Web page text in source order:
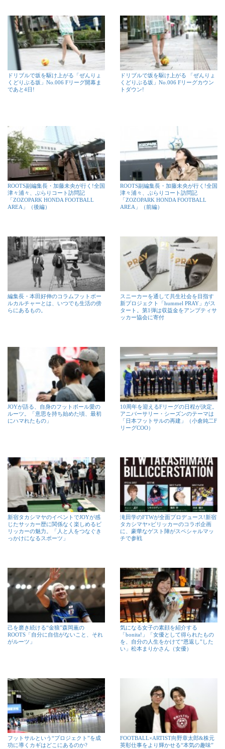
ドリブルで坂を駆け上がる「ぜんりょ
くどりぶる坂」No.006 Fリーグ開幕ま
であと4日!
ドリブルで坂を駆け上がる 「ぜんりょ
くどりぶる坂」No.006 Fリーグカウン
トダウン!
ROOTS副編集長・加藤未央が行く!全国
津々浦々、ぶらりコート訪問記
「ZOZOPARK HONDA FOOTBALL
AREA」（後編）
ROOTS副編集長・加藤未央が行く!全国
津々浦々、ぶらりコート訪問記
「ZOZOPARK HONDA FOOTBALL
AREA」（前編）
編集長・本田好伸のコラムフットボー
ルカルチャーとは、いつでも生活の傍
らにあるもの。
スニーカーを通して共生社会を目指す
新プロジェクト「hummel PRAY」がス
タート。第1弾は収益金をアンプティサ
ッカー協会に寄付
JOYが語る、自身のフットボール愛の
ルーツ。「意思を持ち始めた頃、最初
にハマれたもの」
10周年を迎えるFリーグの日程が決定。
アニバーサリー・シーズンのテーマは
「日本フットサルの再建」（小倉純二F
リーグCOO）
新宿タカシマヤのイベントでJOYが感
じたサッカー歴に関係なく楽しめるビ
リッカーの魅力。「人と人をつなぐき
っかけになるスポーツ」
滝田学のFTWが全面プロデュース!新宿
タカシマヤ×ビリッカーのコラボ企画
に、豪華なゲスト陣がスペシャルマッ
チで参戦
己を磨き続ける“金狼”森岡薫の
ROOTS「自分に自信がないこと、それ
がルーツ」
気になる女子の素顔を紹介する
「bonita!」「女優として得られたもの
を、自分の人生をかけて“恩返し”した
い」松本まりかさん（女優）
フットサルという“プロジェクト”を成
功に導くカギはどこにあるのか?
FOOTBALL×ARTIST向野章太郎&株元
英彰仕事をより輝かせる“本気の趣味”